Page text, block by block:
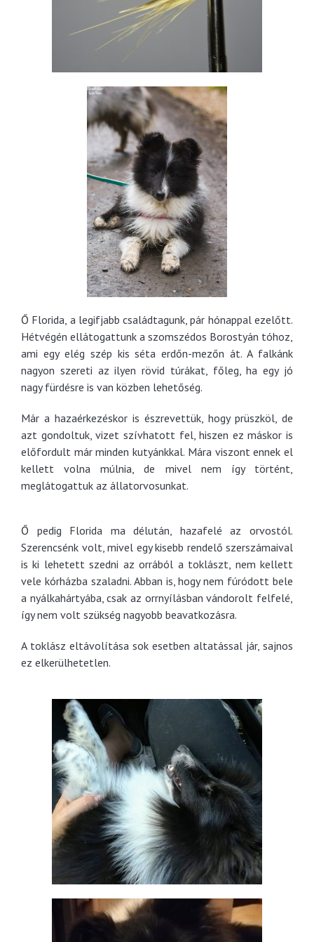
Ő Florida, a legifjabb családtagunk, pár hónappal ezelőtt.
Hétvégén ellátogattunk a szomszédos Borostyán tóhoz,
ami egy elég szép kis séta erdőn-mezőn át. A falkánk
nagyon szereti az ilyen rövid túrákat, főleg, ha egy jó
nagy fürdésre is van közben lehetőség.
Már a hazaérkezéskor is észrevettük, hogy prüszköl, de
azt gondoltuk, vizet szívhatott fel, hiszen ez máskor is
előfordult már minden kutyánkkal. Mára viszont ennek el
kellett volna múlnia, de mivel nem így történt,
meglátogattuk az állatorvosunkat.
Ő pedig Florida ma délután, hazafelé az orvostól.
Szerencsénk volt, mivel egy kisebb rendelő szerszámaival
is ki lehetett szedni az orrából a toklászt, nem kellett
vele kórházba szaladni. Abban is, hogy nem fúródott bele
a nyálkahártyába, csak az orrnyílásban vándorolt felfelé,
így nem volt szükség nagyobb beavatkozásra.
A toklász eltávolítása sok esetben altatással jár, sajnos
ez elkerülhetetlen.